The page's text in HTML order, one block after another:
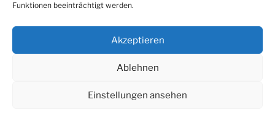
Funktionen beeinträchtigt werden.
Akzeptieren
Ablehnen
Einstellungen ansehen
SUCHE